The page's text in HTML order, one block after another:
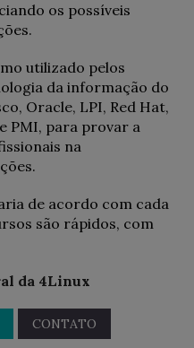
os possíveis
utilizado pelos
da informação do
Oracle, LPI, Red Hat,
PMI, para provar a
na
de acordo com cada
são rápidos, com
da 4Linux
CONTATO